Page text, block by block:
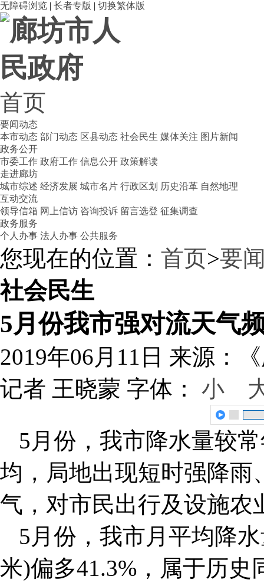
无障碍浏览 | 长者专版 | 切换繁体版
首页
要闻动态
本市动态 部门动态 区县动态 社会民生 媒体关注 图片新闻
政务公开
市委工作 政府工作 信息公开 政策解读
走进廊坊
城市综述 经济发展 城市名片 行政区划 历史沿革 自然地理
互动交流
领导信箱 网上信访 咨询投诉 留言选登 征集调查
政务服务
个人办事 法人办事 公共服务
您现在的位置： 首页>要
社会民生
5月份我市强对流天气
2019年06月11日 来源：
记者 王晓蒙 字体： 小
5月份，我市降水量较
均，局地出现短时强降雨
气，对市民出行及设施农
5月份，我市月平均降
米)偏多41.3%，属于历